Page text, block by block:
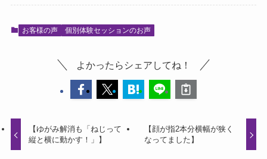
お客様の声 個別体験セッションのお声
よかったらシェアしてね！
【ゆがみ解消も「ねじって
縦と横に動かす！」】
【顔が指2本分横幅が狭く
なってました】